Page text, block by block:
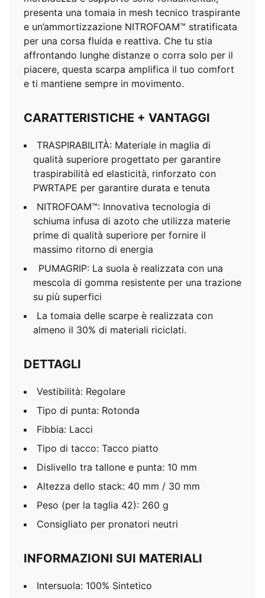
presenta una tomaia in mesh tecnico traspirante
e un’ammortizzazione NITROFOAM™ stratificata
per una corsa fluida e reattiva. Che tu stia
affrontando lunghe distanze o corra solo per il
piacere, questa scarpa amplifica il tuo comfort
e ti mantiene sempre in movimento.
CARATTERISTICHE + VANTAGGI
TRASPIRABILITÀ: Materiale in maglia di
qualità superiore progettato per garantire
traspirabilità ed elasticità, rinforzato con
PWRTAPE per garantire durata e tenuta
NITROFOAM™: Innovativa tecnologia di
schiuma infusa di azoto che utilizza materie
prime di qualità superiore per fornire il
massimo ritorno di energia
PUMAGRIP: La suola è realizzata con una
mescola di gomma resistente per una trazione
su più superfici
La tomaia delle scarpe è realizzata con
almeno il 30% di materiali riciclati.
DETTAGLI
Vestibilità: Regolare
Tipo di punta: Rotonda
Fibbia: Lacci
Tipo di tacco: Tacco piatto
Dislivello tra tallone e punta: 10 mm
Altezza dello stack: 40 mm / 30 mm
Peso (per la taglia 42): 260 g
Consigliato per pronatori neutri
INFORMAZIONI SUI MATERIALI
Intersuola: 100% Sintetico